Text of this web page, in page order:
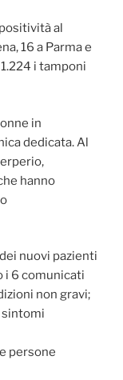
al
16 a Parma e
i tamponi
in
dedicata. Al
hanno
nuovi pazienti
i 6 comunicati
non gravi;
persone